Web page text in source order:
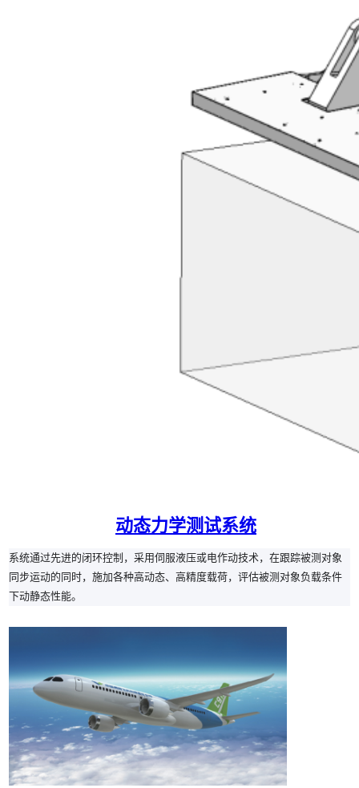
动态力学测试系统
系统通过先进的闭环控制，采用伺服液压或电作动技术，在跟踪被测对象
同步运动的同时，施加各种高动态、高精度载荷，评估被测对象负载条件
下动静态性能。